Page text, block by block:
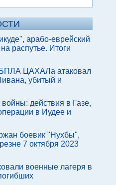
арабо-еврейский
распутье. Итоги
БПЛА ЦАХАЛа атаковал
убитый и
действия в Газе,
в Иудее и
боевик "Нухбы",
7 октября 2023
военные лагеря в